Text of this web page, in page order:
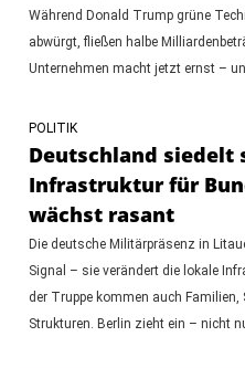
Während Donald Trump grüne
abwürgt, fließen halbe
Unternehmen macht jetzt ernst –
POLITIK
Deutschland siedelt
Infrastruktur für
wächst rasant
Die deutsche Militärpräsenz in
Signal – sie verändert die lokale
der Truppe kommen auch
Strukturen. Berlin zieht ein – nicht